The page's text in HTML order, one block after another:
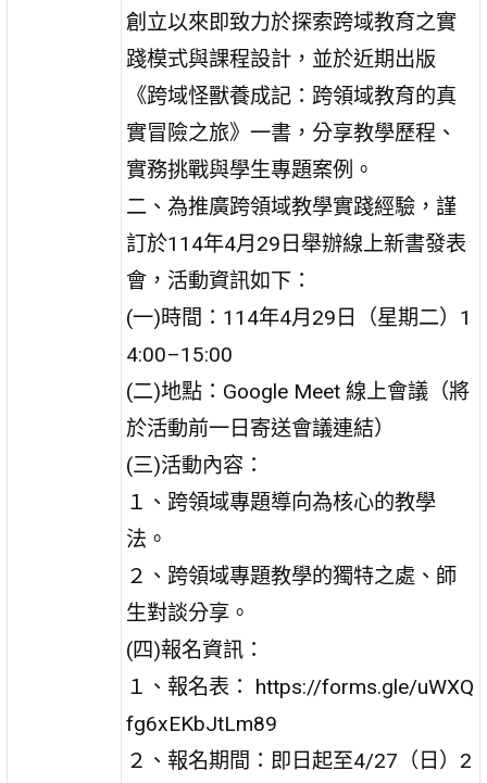
創立以來即致力於探索跨域教育之實
踐模式與課程設計，並於近期出版
《跨域怪獸養成記：跨領域教育的真
實冒險之旅》一書，分享教學歷程、
實務挑戰與學生專題案例。
二、為推廣跨領域教學實踐經驗，謹
訂於114年4月29日舉辦線上新書發表
會，活動資訊如下：
(一)時間：114年4月29日（星期二）1
4:00–15:00
(二)地點：Google Meet 線上會議（將
於活動前一日寄送會議連結）
(三)活動內容：
１、跨領域專題導向為核心的教學
法。
２、跨領域專題教學的獨特之處、師
生對談分享。
(四)報名資訊：
１、報名表： https://forms.gle/uWXQ
fg6xEKbJtLm89
２、報名期間：即日起至4/27（日）2